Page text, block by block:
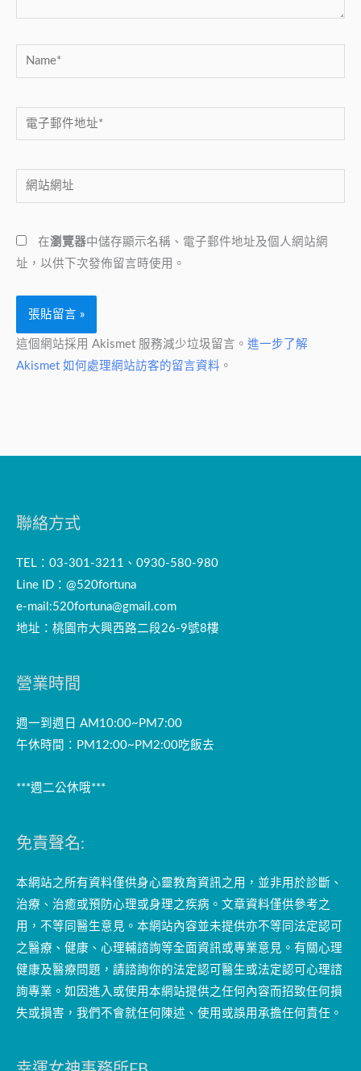
Name*
電
子
件
地
*
網
站
址
在瀏覽器中儲存顯示名稱、電子郵件地址及個人網站網
址，以供下次發佈留言時使用。
這個網站採用 Akismet 服務減少垃圾留言。 進一步了解
Akismet 如何處理網站訪客的留言資料 。
聯絡方式
TEL：03-301-3211、0930-580-980
Line ID：@520fortuna
e-mail:520fortuna@gmail.com
地址：桃園市大興西路二段26-9號8樓
營業時間
週一到週日 AM10:00~PM7:00
午休時間：PM12:00~PM2:00吃飯去
***週二公休哦***
免責聲名:
本網站之所有資料僅供身心靈教育資訊之用，並非用於診斷、
治療、治癒或預防心理或身理之疾病。文章資料僅供參考之
用，不等同醫生意見。本網站內容並未提供亦不等同法定認可
之醫療、健康、心理輔諮詢等全面資訊或專業意見。有關心理
健康及醫療問題，請諮詢你的法定認可醫生或法定認可心理諮
詢專業。如因進入或使用本網站提供之任何內容而招致任何損
失或損害，我們不會就任何陳述、使用或誤用承擔任何責任。